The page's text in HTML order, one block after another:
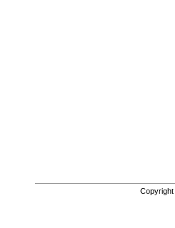
Copyright